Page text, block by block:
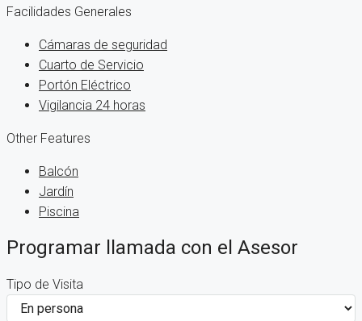
Facilidades Generales
Cámaras de seguridad
Cuarto de Servicio
Portón Eléctrico
Vigilancia 24 horas
Other Features
Balcón
Jardín
Piscina
Programar llamada con el Asesor
Tipo de Visita